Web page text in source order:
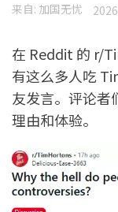
来自: 加国无忧
在 Reddit 的 r/
有这么多人吃
友发言。评论者
理由和体验。